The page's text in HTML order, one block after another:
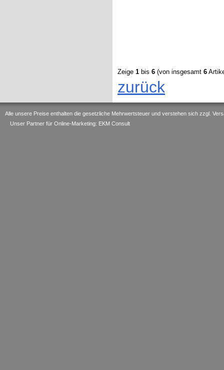
Zeige 1 bis 6 (von insgesamt 6
zurück
Alle unsere Preise enthalten die gesetzliche Mehrwertsteuer und verstehen sich zzgl.
Unser Partner für Online-Marketing: EKM Consult